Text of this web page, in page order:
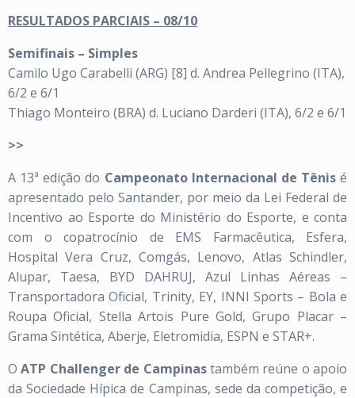
RESULTADOS PARCIAIS – 08/10
Semifinais – Simples
Camilo Ugo Carabelli (ARG) [8] d. Andrea Pellegrino (ITA),
6/2 e 6/1
Thiago Monteiro (BRA) d. Luciano Darderi (ITA), 6/2 e 6/1
>>
A 13ª edição do Campeonato Internacional de Tênisé
apresentado pelo Santander, por meio da Lei Federal de
Incentivo ao Esporte do Ministério do Esporte, e conta
com o copatrocínio de EMS Farmacêutica, Esfera,
Hospital Vera Cruz, Comgás, Lenovo, Atlas Schindler,
Alupar, Taesa, BYD DAHRUJ, Azul Linhas Aéreas –
Transportadora Oficial, Trinity, EY, INNI Sports – Bola e
Roupa Oficial, Stella Artois Pure Gold, Grupo Placar –
Grama Sintética, Aberje, Eletromidia, ESPN e STAR+.
OATP Challenger de Campinastambém reúne o apoio
da Sociedade Hípica de Campinas, sede da competição, e